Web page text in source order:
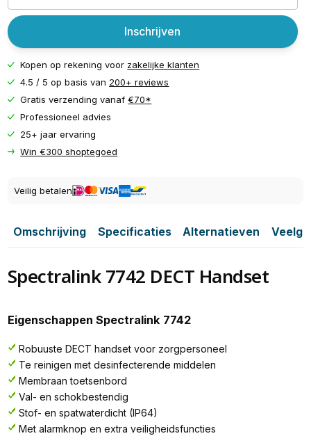
Inschrijven
Kopen op rekening voor zakelijke klanten
4.5 / 5 op basis van 200+ reviews
Gratis verzending vanaf€70*
Professioneel advies
25+ jaar ervaring
Win €300 shoptegoed
Veilig betalen
Omschrijving Specificaties Alternatieven
Spectralink 7742 DECT Handset
Eigenschappen Spectralink 7742
Robuuste DECT handset voor zorgpersoneel
Te reinigen met desinfecterende middelen
Membraan toetsenbord
Val- en schokbestendig
Stof- en spatwaterdicht (IP64)
Met alarmknop en extra veiligheidsfuncties